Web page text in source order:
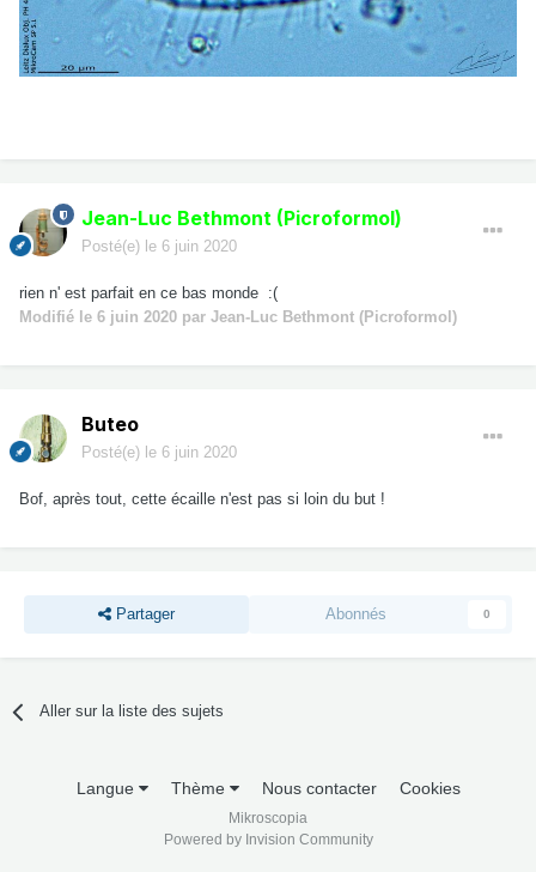
Jean-Luc Bethmont (Picroformol)
Posté(e) le 6 juin 2020
rien n' est parfait en ce bas monde :(
Modifié le 6 juin 2020 par Jean-Luc Bethmont (Picroformol)
Buteo
Posté(e) le 6 juin 2020
Bof, après tout, cette écaille n'est pas si loin du but !
Partager Abonnés 0
Aller sur la liste des sujets
Langue Thème Nous contacter Cookies
Mikroscopia
Powered by Invision Community